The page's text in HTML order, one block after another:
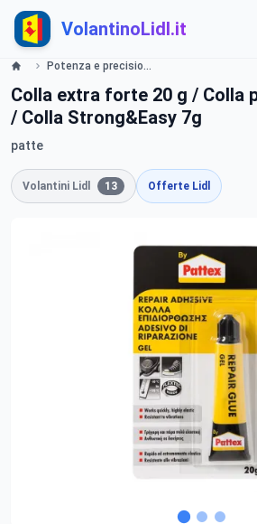
VolantinoLidl.it
Potenza e precisione Lidl
Colla extra forte 20 g / Colla
/ Colla Strong&Easy 7g
patte
Volantini Lidl 13 Offerte Lidl